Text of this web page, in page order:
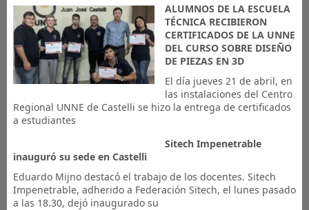
ALUMNOS DE LA ESCUELA
TÉCNICA RECIBIERON
CERTIFICADOS DE LA UNNE
DEL CURSO SOBRE DISEÑO
DE PIEZAS EN 3D
El día jueves 21 de abril, en
las instalaciones del Centro
Regional UNNE de Castelli se hizo la entrega de certificados
a estudiantes
Sitech Impenetrable
inauguró su sede en Castelli
Eduardo Mijno destacó el trabajo de los docentes. Sitech
Impenetrable, adherido a Federación Sitech, el lunes pasado
a las 18.30, dejó inaugurado su